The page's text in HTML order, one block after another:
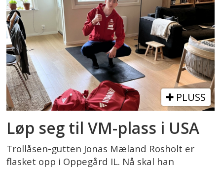
PLUSS
Løp seg til VM-plass i USA
Trollåsen-gutten Jonas Mæland Rosholt er
flasket opp i Oppegård IL. Nå skal han